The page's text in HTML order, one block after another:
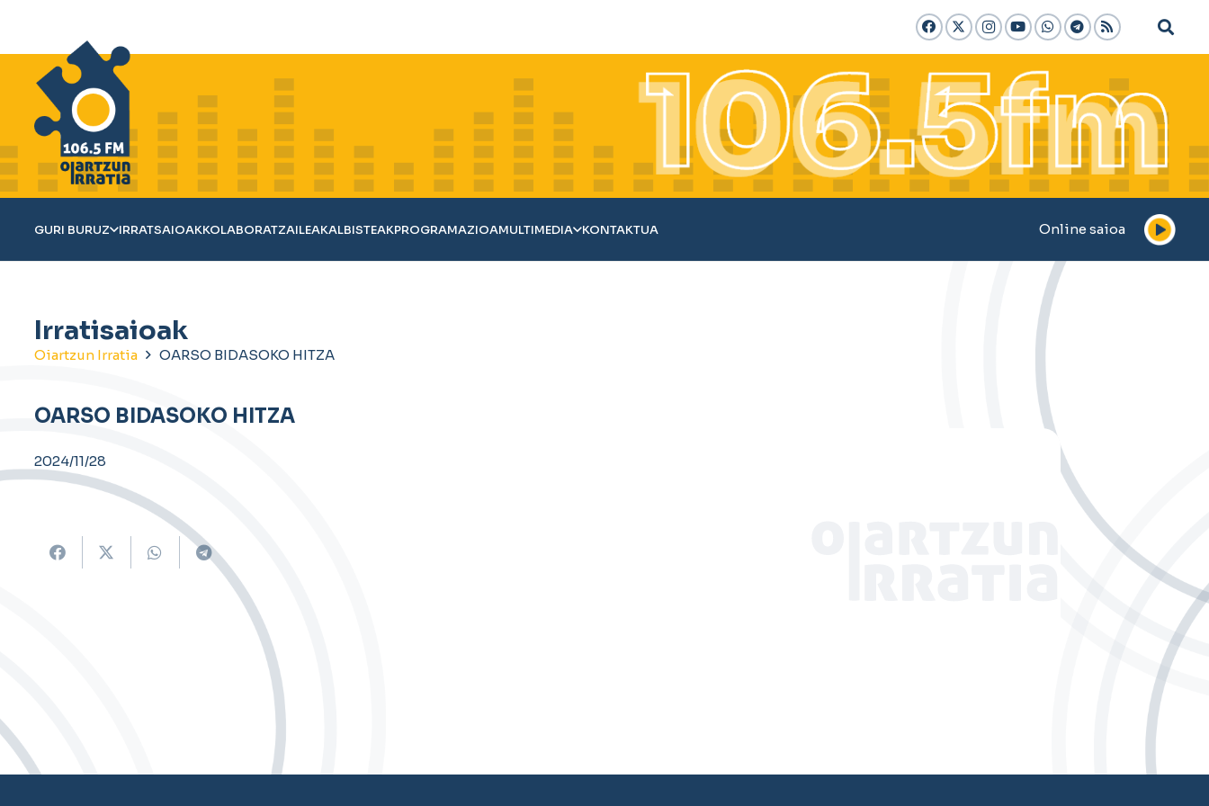
GURI BURUZ IRRATSAIOAKKOLABORATZAILEAKALBISTEAKPROGRAMAZIOAMULTIMEDIA KONTAKTUA Online saioa
Irratisaioak
Oiartzun Irratia OARSO BIDASOKO HITZA
OARSO BIDASOKO HITZA
2024/11/28